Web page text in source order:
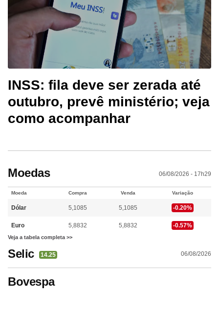
INSS: fila deve ser zerada até
outubro, prevê ministério; veja
como acompanhar
Moedas 06/08/2026 - 17h29
Moeda Compra Venda Variação
Dólar 5,1085 5,1085 -0.20%
Euro 5,8832 5,8832 -0.57%
Veja a tabela completa >>
Selic 14.25 06/08/2026
Bovespa